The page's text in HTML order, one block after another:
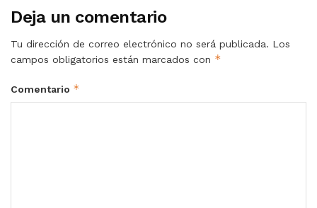
Deja un comentario
Tu dirección de correo electrónico no será publicada. Los
campos obligatorios están marcados con *
Comentario *